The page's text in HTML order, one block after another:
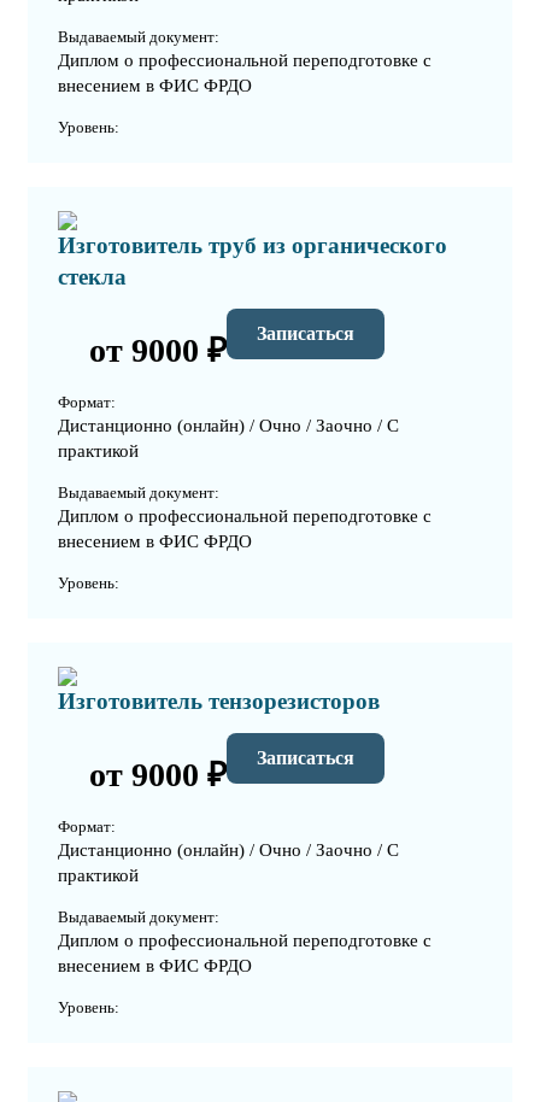
Выдаваемый документ:
Диплом о профессиональной переподготовке с
внесением в ФИС ФРДО
Уровень:
Изготовитель труб из органического
стекла
от 9000 ₽ Записаться
Формат:
Дистанционно (онлайн) / Очно / Заочно / С
практикой
Выдаваемый документ:
Диплом о профессиональной переподготовке с
внесением в ФИС ФРДО
Уровень:
Изготовитель тензорезисторов
от 9000 ₽ Записаться
Формат:
Дистанционно (онлайн) / Очно / Заочно / С
практикой
Выдаваемый документ:
Диплом о профессиональной переподготовке с
внесением в ФИС ФРДО
Уровень: